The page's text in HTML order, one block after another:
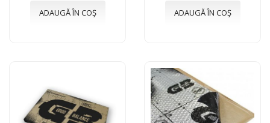
ADAUGĂ ÎN COȘ ADAUGĂ ÎN COȘ